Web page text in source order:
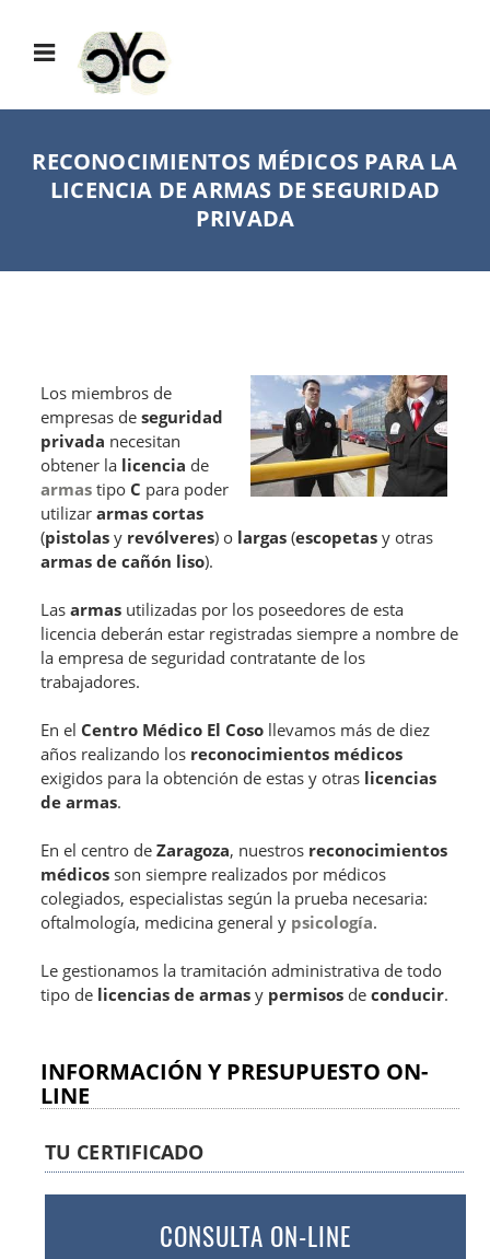
RECONOCIMIENTOS MÉDICOS PARA LA
LICENCIA DE ARMAS DE SEGURIDAD
PRIVADA
Los miembros de
empresas deseguridad
privada necesitan
obtener la licencia de
armas tipo C para poder
utilizararmas cortas
(pistolasy revólveres) o largas(escopetasy otras
armas de cañón liso).
Lasarmas utilizadas por los poseedores de esta
licencia deberán estar registradas siempre a nombre de
la empresa de seguridad contratante de los
trabajadores.
En el Centro Médico El Coso llevamos más de diez
años realizando los reconocimientos médicos
exigidos para la obtención de estas y otras licencias
de armas.
En el centro deZaragoza, nuestros reconocimientos
médicos son siempre realizados por médicos
colegiados, especialistas según la prueba necesaria:
oftalmología, medicina general y psicología.
Le gestionamos la tramitación administrativa de todo
tipo de licencias de armas y permisos deconducir.
INFORMACIÓN Y PRESUPUESTO ON-
LINE
TU CERTIFICADO
CONSULTA ON-LINE